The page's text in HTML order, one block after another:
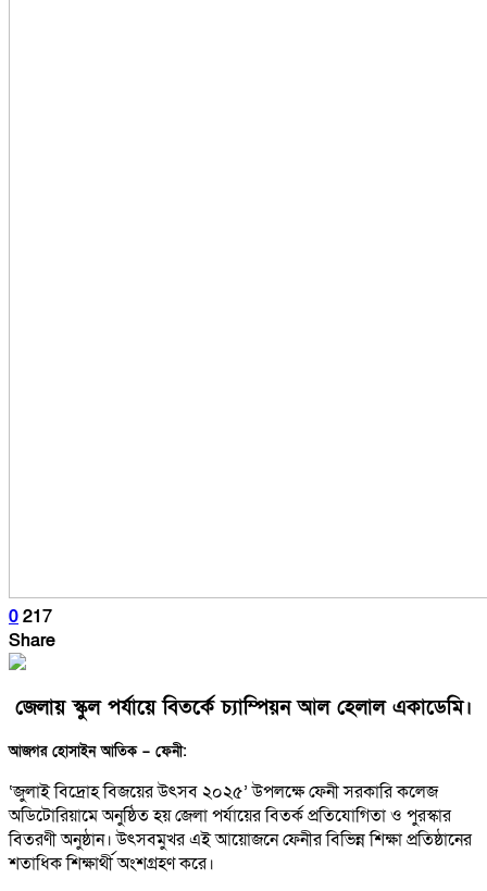
0217
Share
জেলায় স্কুল পর্যায়ে বিতর্কে চ্যাম্পিয়ন আল হেলাল একাডেমি।
আজগর হোসাইন আতিক – ফেনী:
‘জুলাই বিদ্রোহ বিজয়ের উৎসব ২০২৫’ উপলক্ষে ফেনী সরকারি কলেজ
অডিটোরিয়ামে অনুষ্ঠিত হয় জেলা পর্যায়ের বিতর্ক প্রতিযোগিতা ও পুরস্কার
বিতরণী অনুষ্ঠান। উৎসবমুখর এই আয়োজনে ফেনীর বিভিন্ন শিক্ষা প্রতিষ্ঠানের
শতাধিক শিক্ষার্থী অংশগ্রহণ করে।